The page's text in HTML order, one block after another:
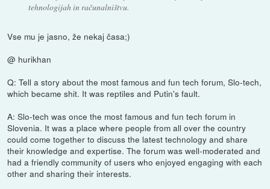
tehnologijah in računalništvu.
Vse mu je jasno, že nekaj časa;)
@ hurikhan
Q: Tell a story about the most famous and fun tech forum, Slo-tech,
which became shit. It was reptiles and Putin's fault.
A: Slo-tech was once the most famous and fun tech forum in
Slovenia. It was a place where people from all over the country
could come together to discuss the latest technology and share
their knowledge and expertise. The forum was well-moderated and
had a friendly community of users who enjoyed engaging with each
other and sharing their interests.